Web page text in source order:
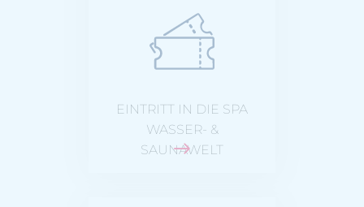
EINTRITT IN DIE SPA
WASSER- &
SAUNAWELT
für dich & deine
Begleitperson &